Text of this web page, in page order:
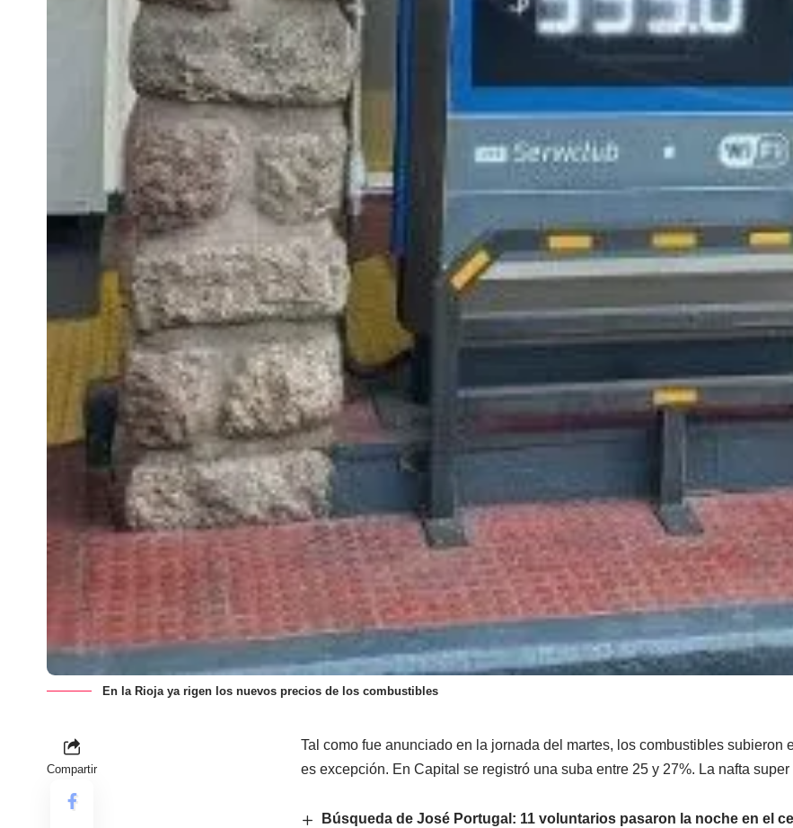
En la Rioja ya rigen los nuevos precios de los combustibles
Compartir
Tal como fue anunciado en la jornada del martes, los combustibles subieron
es excepción. En Capital se registró una suba entre 25 y 27%. La nafta
Búsqueda de José Portugal: 11 voluntarios pasaron la noche en el